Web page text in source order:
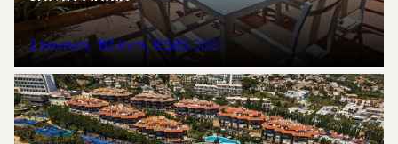
2 sovrum 113 kvm €585 000